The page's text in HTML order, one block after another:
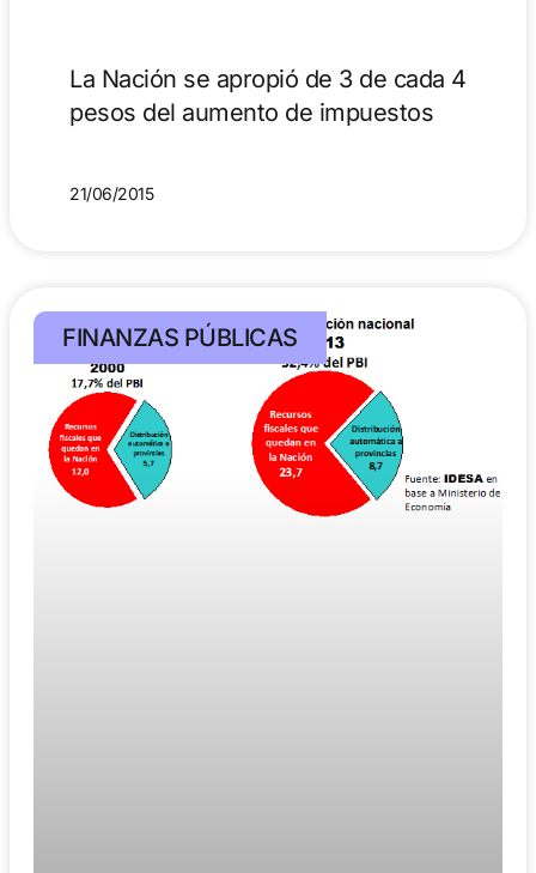
La Nación se apropió de 3 de cada 4
pesos del aumento de impuestos
21/06/2015
FINANZAS PÚBLICAS